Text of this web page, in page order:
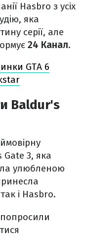
Hasbro з усіх
яка
серії, але
24 Канал.
GTA 6
Baldur's
3, яка
улюбленою
і Hasbro.
попросили